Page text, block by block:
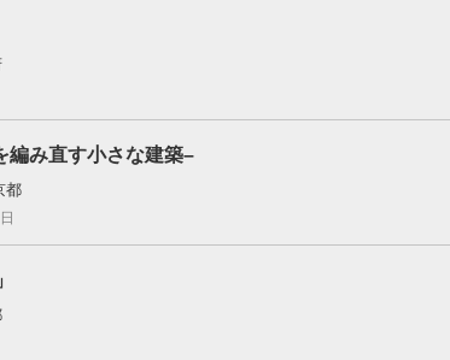
編み直す小さな建築–
都